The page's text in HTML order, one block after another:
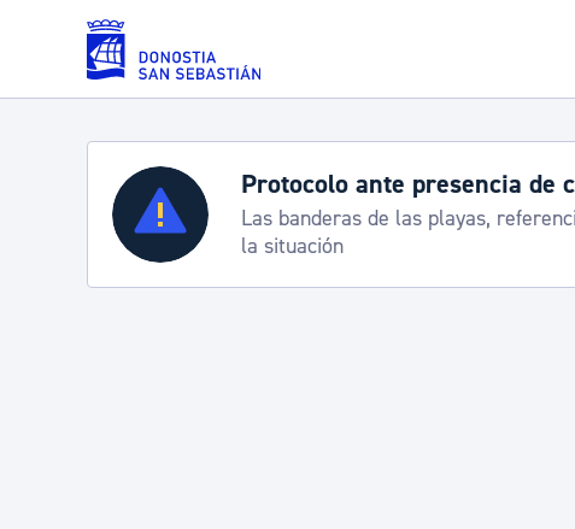
Saltar al contenido principal
Servicios
Padrón y asuntos personales
Protocolo ante presencia de
Las banderas de las playas,
la situación